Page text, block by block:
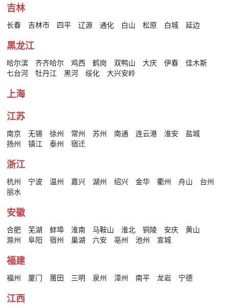
吉林
长春 吉林市 四平 辽源 通化 白山 松原 白城 延边
黑龙江
哈尔滨 齐齐哈尔 鸡西 鹤岗 双鸭山 大庆 伊春
佳木斯
七台河
牡丹江 黑河 绥化 大兴安岭
上海
江苏
南京 无锡 徐州 常州 苏州 南通 连云港 淮安
盐城
扬州
镇江 泰州 宿迁
浙江
杭州 宁波 温州 嘉兴 湖州 绍兴 金华 衢州 舟山
台州
丽水
安徽
合肥 芜湖 蚌埠 淮南 马鞍山 淮北 铜陵 安庆
黄山
滁州
阜阳 宿州 巢湖 六安 亳州 池州 宣城
福建
福州 厦门 莆田 三明 泉州 漳州 南平 龙岩 宁德
江西